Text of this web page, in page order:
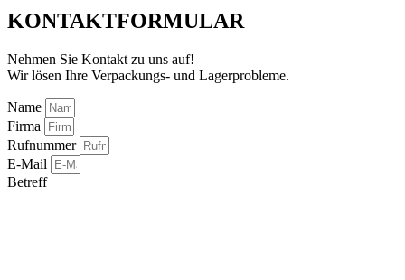
KONTAKTFORMULAR
Nehmen Sie Kontakt zu uns auf!
Wir lösen Ihre Verpackungs- und Lagerprobleme.
Name
Firma
Rufnummer
E-Mail
Betreff